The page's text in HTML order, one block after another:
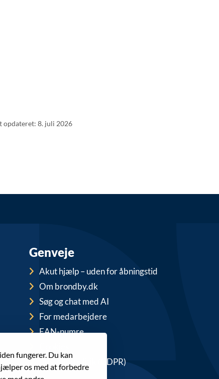
fungerer. Du kan
os med at forbedre
opdateret: 8. juli 2026
Genveje
Akut hjælp – uden for åbningstid
Om brondby.dk
Søg og chat med AI
For medarbejdere
EAN-numre
Privatlivspolitik (GDPR)